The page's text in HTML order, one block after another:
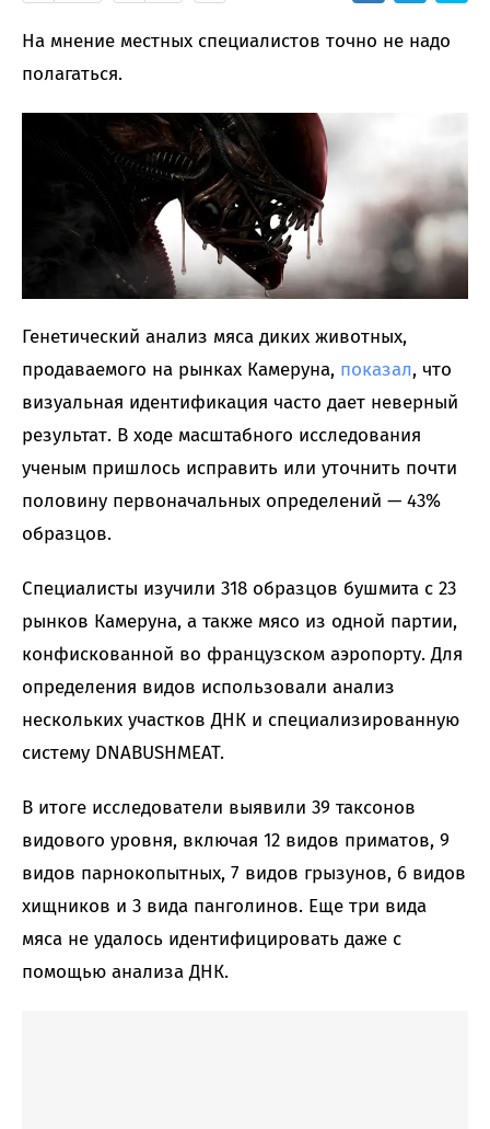
На мнение местных специалистов точно не надо
полагаться.
Генетический анализ мяса диких животных,
продаваемого на рынках Камеруна, показал, что
визуальная идентификация часто дает неверный
результат. В ходе масштабного исследования
ученым пришлось исправить или уточнить почти
половину первоначальных определений — 43%
образцов.
Специалисты изучили 318 образцов бушмита с 23
рынков Камеруна, а также мясо из одной партии,
конфискованной во французском аэропорту. Для
определения видов использовали анализ
нескольких участков ДНК и специализированную
систему DNABUSHMEAT.
В итоге исследователи выявили 39 таксонов
видового уровня, включая 12 видов приматов, 9
видов парнокопытных, 7 видов грызунов, 6 видов
хищников и 3 вида панголинов. Еще три вида
мяса не удалось идентифицировать даже с
помощью анализа ДНК.